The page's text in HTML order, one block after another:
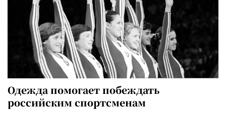
Одежда помогает побеждать
российским спортсменам